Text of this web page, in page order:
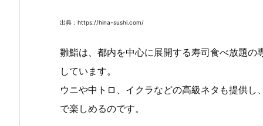
出典：https://hina-sushi.com/
雛鮨は、都内を中心に展開する寿司食べ放題
しています。
ウニや中トロ、イクラなどの高級ネタも提供
で楽しめるのです。